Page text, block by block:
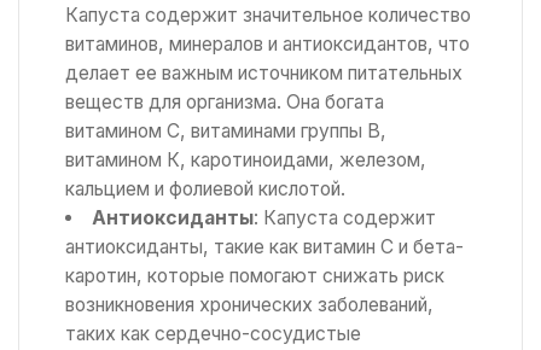
Капуста содержит значительное количество
витаминов, минералов и антиоксидантов, что
делает ее важным источником питательных
веществ для организма. Она богата
витамином С, витаминами группы В,
витамином К, каротиноидами, железом,
кальцием и фолиевой кислотой.
Антиоксиданты: Капуста содержит
антиоксиданты, такие как витамин С и бета-
каротин, которые помогают снижать риск
возникновения хронических заболеваний,
таких как сердечно-сосудистые